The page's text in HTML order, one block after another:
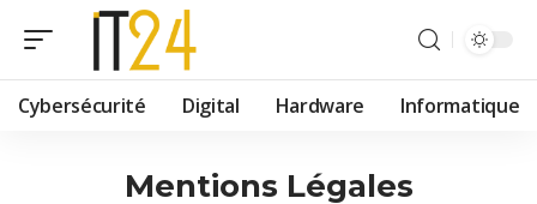
Cybersécurité Digital Hardware Informatique
Mentions Légales